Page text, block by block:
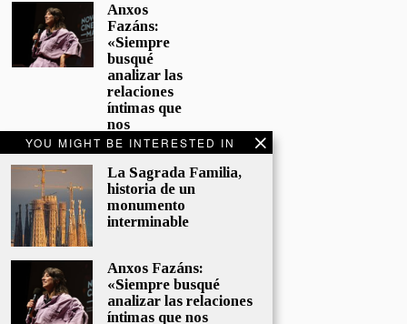
YOU MIGHT BE INTERESTED IN
La Sagrada Familia,
historia de un
monumento
interminable
Anxos Fazáns:
«Siempre busqué
analizar las relaciones
íntimas que nos
Anxos
Fazáns:
«Siempre
busqué
analizar las
relaciones
íntimas que
nos
afectan»
5 junio, 2026
El hijo de la
cómica, el
homenaje
Sacristán a
Fernán
Gómez
28 mayo,